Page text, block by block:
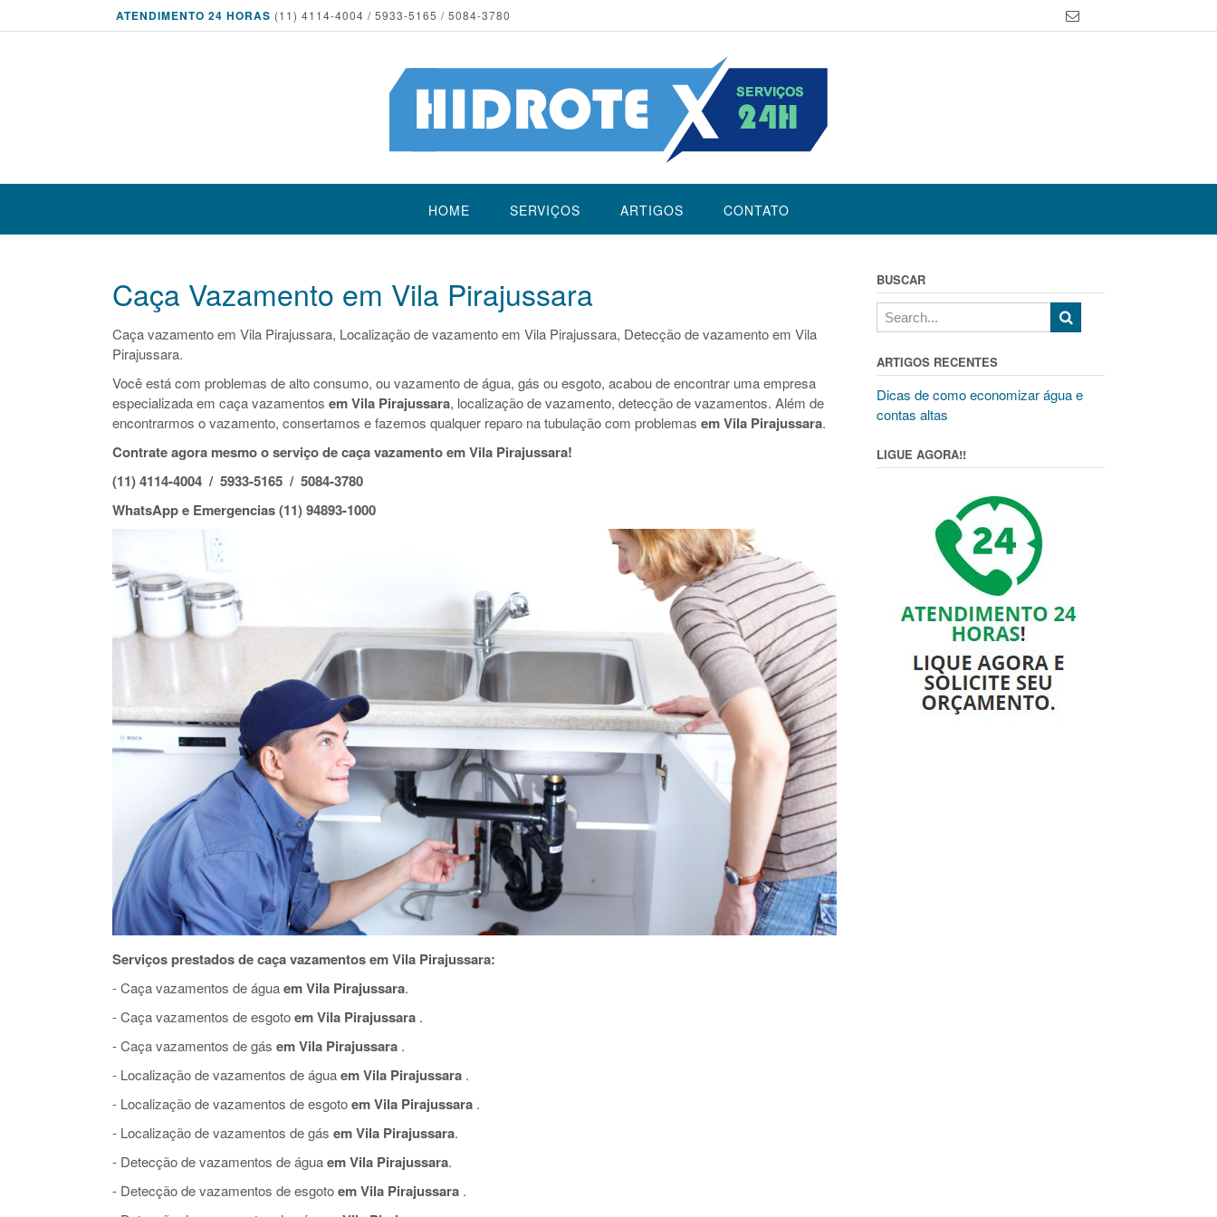
ATENDIMENTO 24 HORAS (11) 4114-4004 / 5933-5165 / 5084-3780
HOME SERVIÇOS ARTIGOS CONTATO
Caça Vazamento em Vila Pirajussara
Caça vazamento em Vila Pirajussara, Localização de vazamento em Vila Pirajussara, Detecção de vazamento em Vila
Pirajussara.
Você está com problemas de alto consumo, ou vazamento de água, gás ou esgoto, acabou de encontrar uma empresa
especializada em caça vazamentos em Vila Pirajussara, localização de vazamento, detecção de vazamentos. Além de
encontrarmos o vazamento, consertamos e fazemos qualquer reparo na tubulação com problemas em Vila Pirajussara.
Contrate agora mesmo o serviço de caça vazamento em Vila Pirajussara!
(11) 4114-4004 / 5933-5165 / 5084-3780
WhatsApp e Emergencias (11) 94893-1000
Serviços prestados de caça vazamentos em Vila Pirajussara:
- Caça vazamentos de águaem Vila Pirajussara.
- Caça vazamentos de esgotoem Vila Pirajussara .
- Caça vazamentos de gás em Vila Pirajussara .
- Localização de vazamentos de águaem Vila Pirajussara .
- Localização de vazamentos de esgotoem Vila Pirajussara .
- Localização de vazamentos de gás em Vila Pirajussara.
- Detecção de vazamentos de águaem Vila Pirajussara.
- Detecção de vazamentos de esgotoem Vila Pirajussara .
BUSCAR
ARTIGOS RECENTES
Dicas de como economizar água e
contas altas
LIGUE AGORA!!